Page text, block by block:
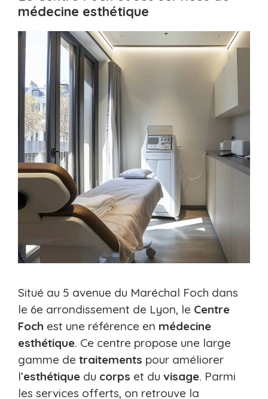
médecine esthétique
Situé au 5 avenue du Maréchal Foch dans
le 6e arrondissement de Lyon, le Centre
Foch est une référence en médecine
esthétique. Ce centre propose une large
gamme de traitements pour améliorer
l’esthétique du corps et du visage. Parmi
les services offerts, on retrouve la